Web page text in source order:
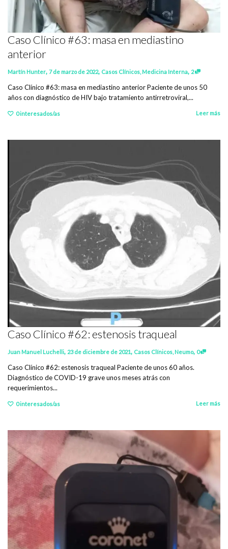
Caso Clínico #63: masa en mediastino
anterior
Martín Hunter, 7 de marzo de 2022, Casos Clínicos, Medicina Interna, 2
Caso Clínico #63: masa en mediastino anterior Paciente de unos 50
años con diagnóstico de HIV bajo tratamiento antirretroviral,...
0interesados/as Leer más
Caso Clínico #62: estenosis traqueal
Juan Manuel Luchelli, 23 de diciembre de 2021, Casos Clínicos, Neumo, 0
Caso Clínico #62: estenosis traqueal Paciente de unos 60 años.
Diagnóstico de COVID-19 grave unos meses atrás con
requerimientos...
0interesados/as Leer más